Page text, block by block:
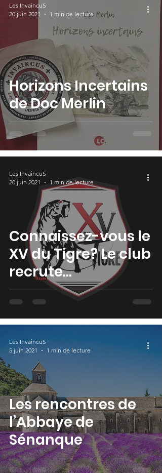
Horizons Incertains
de Doc Merlin
Les InvaincuS
20 juin 2021
1 min de lecture
Connaissez-vous le
XV du Tigre? Le club
recrute...
Les InvaincuS
20 juin 2021
1 min de lecture
Les rencontres de
l’Abbaye de
Sénanque
Les InvaincuS
5 juin 2021
1 min de lecture